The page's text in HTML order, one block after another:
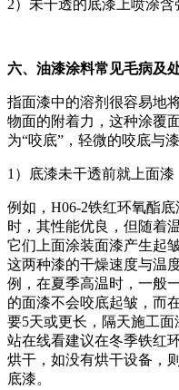
2）未干透的底漆上喷涂含
六、油漆涂料常见毛病及
指面漆中的溶剂很容易地
物面的附着力，这种涂覆
为“咬底”，轻微的咬底与
1）底漆未干透前就上面漆
例如，H06-2铁红环氧酯
时，其性能优良，但随着
它们上面涂装面漆产生起
这两种漆的干燥速度与温
例，在夏季高温时，一般
的面漆不会咬底起皱，而
要5天或更长，隔天施工
站在线看建议在冬季铁红
烘干，如没有烘干设备，
底漆。